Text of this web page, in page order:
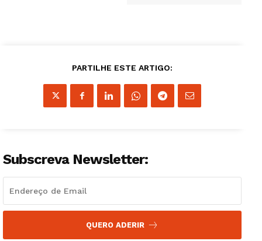
PARTILHE ESTE ARTIGO:
Subscreva Newsletter:
QUERO ADERIR